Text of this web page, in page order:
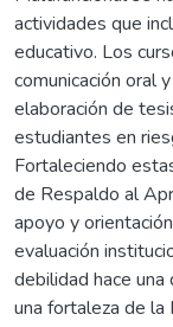
actividades que
educativo. Los
comunicación oral
elaboración de
estudiantes en
Fortaleciendo
de Respaldo al
apoyo y
evaluación
debilidad hace
una fortaleza de la